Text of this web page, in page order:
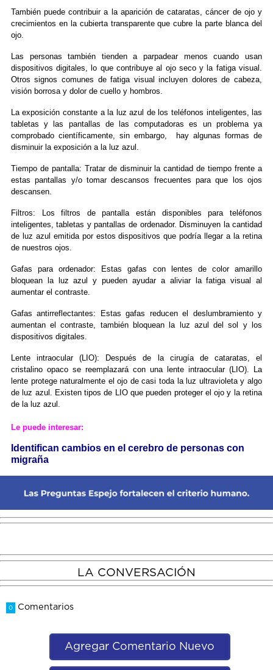
También puede contribuir a la aparición de cataratas, cáncer de ojo y
crecimientos en la cubierta transparente que cubre la parte blanca del
ojo.
Las personas también tienden a parpadear menos cuando usan
dispositivos digitales, lo que contribuye al ojo seco y la fatiga visual.
Otros signos comunes de fatiga visual incluyen dolores de cabeza,
visión borrosa y dolor de cuello y hombros.
La exposición constante a la luz azul de los teléfonos inteligentes, las
tabletas y las pantallas de las computadoras es un problema ya
comprobado científicamente, sin embargo, hay algunas formas de
disminuir la exposición a la luz azul.
Tiempo de pantalla: Tratar de disminuir la cantidad de tiempo frente a
estas pantallas y/o tomar descansos frecuentes para que los ojos
descansen.
Filtros: Los filtros de pantalla están disponibles para teléfonos
inteligentes, tabletas y pantallas de ordenador. Disminuyen la cantidad
de luz azul emitida por estos dispositivos que podría llegar a la retina
de nuestros ojos.
Gafas para ordenador: Estas gafas con lentes de color amarillo
bloquean la luz azul y pueden ayudar a aliviar la fatiga visual al
aumentar el contraste.
Gafas antirreflectantes: Estas gafas reducen el deslumbramiento y
aumentan el contraste, también bloquean la luz azul del sol y los
dispositivos digitales.
Lente intraocular (LIO): Después de la cirugía de cataratas, el
cristalino opaco se reemplazará con una lente intraocular (LIO). La
lente protege naturalmente el ojo de casi toda la luz ultravioleta y algo
de luz azul. Existen tipos de LIO que pueden proteger el ojo y la retina
de la luz azul.
Le puede interesar:
Identifican cambios en el cerebro de personas con
migraña
LA CONVERSACIÓN
0 Comentarios
Agregar Comentario Nuevo